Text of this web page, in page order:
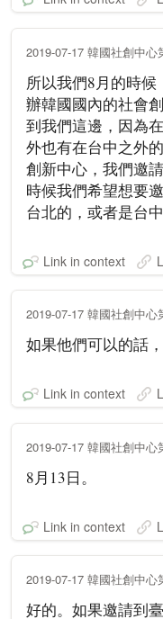
2019-07-17 韓國社創中心
所以我們8月的時
辦韓國國內的社會
到我們這邊，因為
外也有在台中之外
創新中心，我們邀
時候我們希望想要
台北的，或者是台中
Link in context
2019-07-17 韓國社創中心
如果他們可以的話，
Link in context
2019-07-17 韓國社創中心
8月13日。
Link in context
2019-07-17 韓國社創中心
好的。如果邀請到